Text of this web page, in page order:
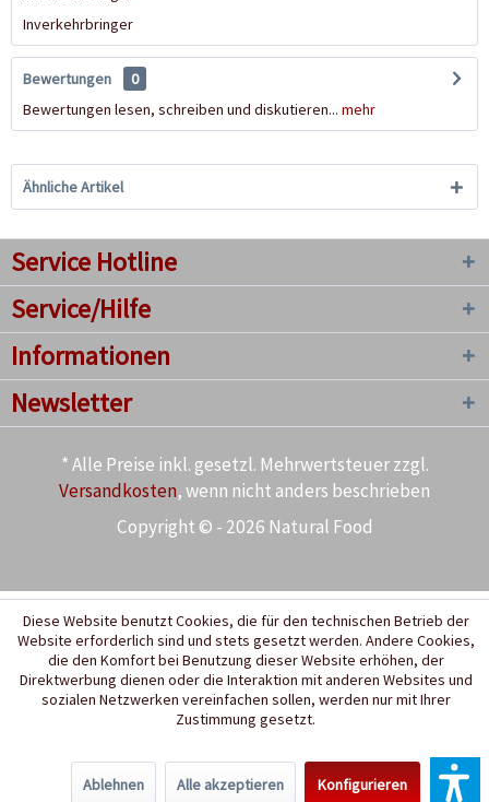
Inverkehrbringer
Bewertungen
0
Bewertungen lesen, schreiben und diskutieren... mehr
Ähnliche Artikel
Service Hotline
Service/Hilfe
Informationen
Newsletter
* Alle Preise inkl. gesetzl. Mehrwertsteuer zzgl.
Versandkosten, wenn nicht anders beschrieben
Copyright © - 2026 Natural Food
Diese Website benutzt Cookies, die für den technischen Betrieb der
Website erforderlich sind und stets gesetzt werden. Andere Cookies,
die den Komfort bei Benutzung dieser Website erhöhen, der
Direktwerbung dienen oder die Interaktion mit anderen Websites und
sozialen Netzwerken vereinfachen sollen, werden nur mit Ihrer
Zustimmung gesetzt.
Ablehnen Alle akzeptieren Konfigurieren